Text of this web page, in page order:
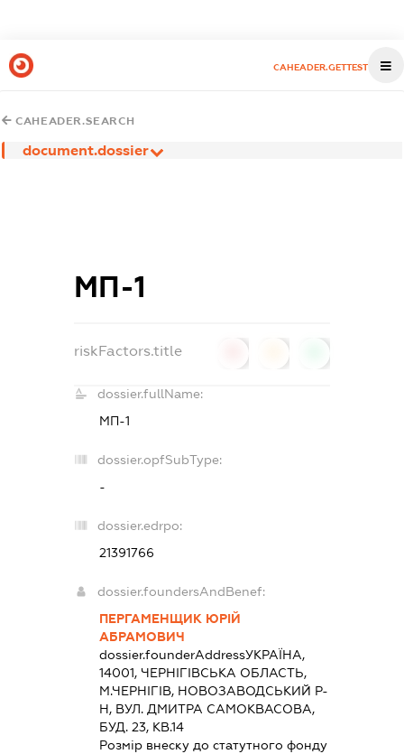
CAHEADER.GETTEST
CAHEADER.SEARCH
document.dossier
МП-1
riskFactors.title
dossier.fullName:
МП-1
dossier.opfSubType:
-
dossier.edrpo:
21391766
dossier.foundersAndBenef:
ПЕРГАМЕНЩИК ЮРІЙ
АБРАМОВИЧ
dossier.founderAddressУКРАЇНА,
14001, ЧЕРНIГIВСЬКА ОБЛАСТЬ,
М.ЧЕРНІГІВ, НОВОЗАВОДСЬКИЙ Р-
Н, ВУЛ. ДМИТРА САМОКВАСОВА,
БУД. 23, КВ.14
Розмір внеску до статутного фонду